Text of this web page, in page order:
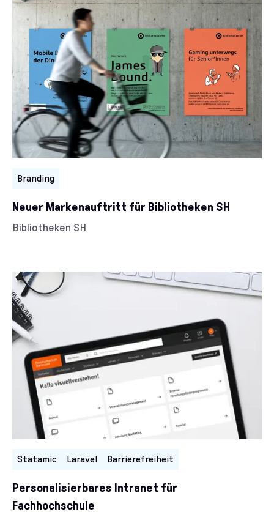
Neuer Markenauftritt für Bibliotheken SH
Kunde/Kundin:
Bibliotheken SH
Kategorien:
Branding
Personalisierbares Intranet für
Fachhochschule
Kategorien:
Statamic Laravel Barrierefreiheit